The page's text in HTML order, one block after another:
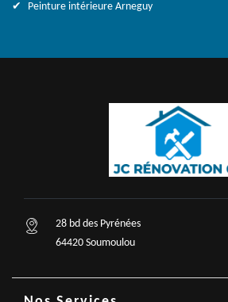
Peinture intérieure Arneguy
28 bd des Pyrénées
64420 Soumoulou